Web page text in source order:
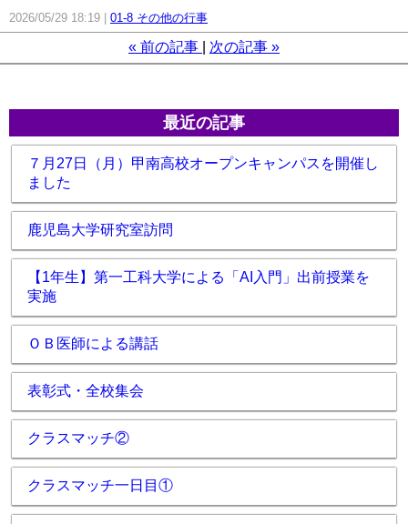
2026/05/29 18:19 01-8 その他の行事
« 前の記事 次の記事 »
最近の記事
７月27日（月）甲南高校オープンキャンパスを開催し
ました
鹿児島大学研究室訪問
【1年生】第一工科大学による「AI入門」出前授業を
実施
ＯＢ医師による講話
表彰式・全校集会
クラスマッチ②
クラスマッチ一日目①